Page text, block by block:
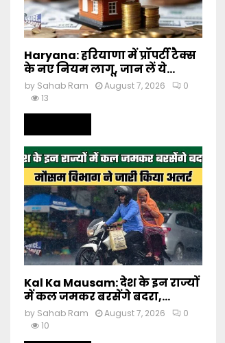
Haryana: हरियाणा में प्रॉपर्टी टैक्स
के नए नियम लागू, जान लें ये...
by Sahab Ram August 7, 2026
0
13
Kal Ka Mausam: देश के इन राज्यों
में कल जमकर बरसेंगे बदरा,...
by Sahab Ram August 7, 2026
0
10